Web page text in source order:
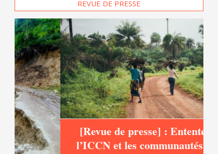
[Revue de presse] : Entente entre
l’ICCN et les communautés locales
sur les limites provisoires du Parc des